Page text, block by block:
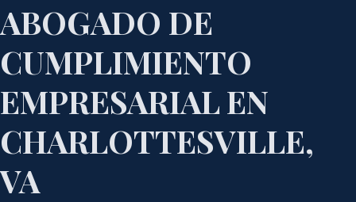
ABOGADO DE
CUMPLIMIENTO
EMPRESARIAL EN
CHARLOTTESVILLE,
VA